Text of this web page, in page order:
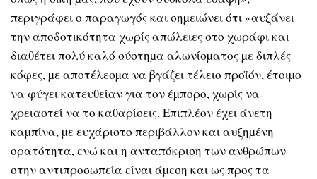
περιγράφει ο παραγωγός και σηµειώνει ότι «αυξάνει
την αποδοτικότητα χωρίς απώλειες στο χωράφι και
διαθέτει πολύ καλό σύστηµα αλωνίσµατος µε διπλές
κόφες, µε αποτέλεσµα να βγάζει τέλειο προϊόν, έτοιµο
να φύγει κατευθείαν για τον έµπορο, χωρίς να
χρειαστεί να το καθαρίσεις. Επιπλέον έχει άνετη
καµπίνα, µε ευχάριστο περιβάλλον και αυξηµένη
ορατότητα, ενώ και η ανταπόκριση των ανθρώπων
στην αντιπροσωπεία είναι άµεση και ως προς τα